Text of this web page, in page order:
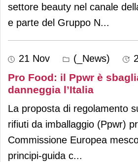
settore beauty nel canale
e parte del Gruppo N...
21 Nov (_News)
Pro Food: il Ppwr è
danneggia l’Italia
La proposta di regolamento
rifiuti da imballaggio (Ppwr)
Commissione Europea
principi-guida c...